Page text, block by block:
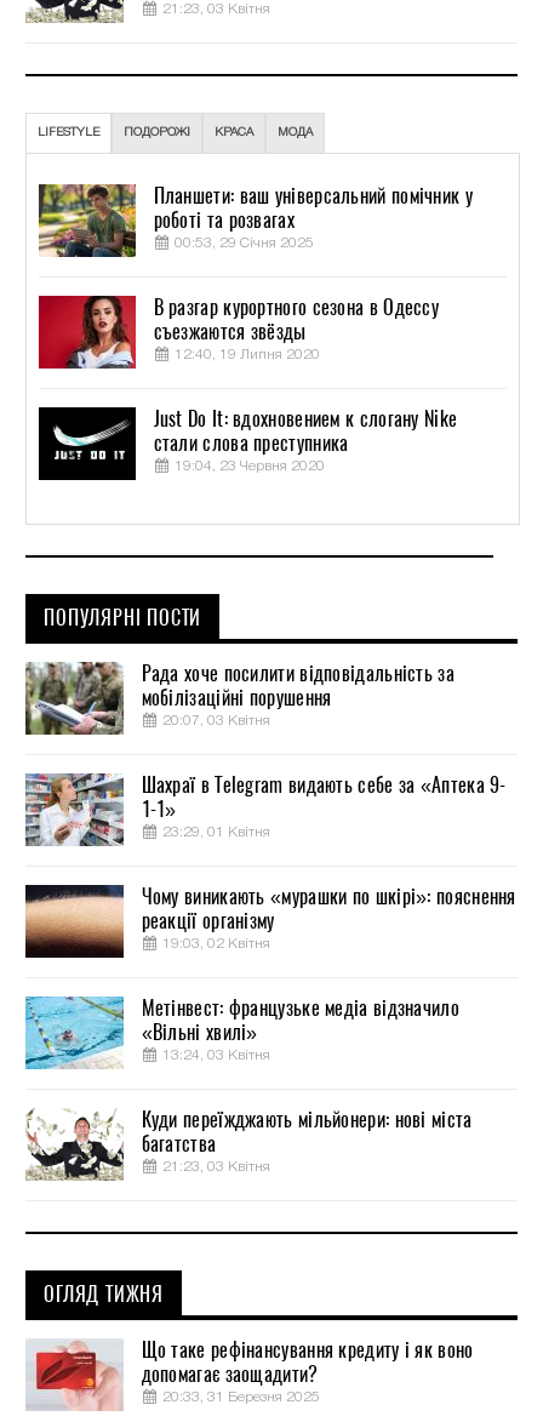
21:23, 03 Квітня
LIFESTYLE ПОДОРОЖІ КРАСА МОДА
Планшети: ваш універсальний помічник у
роботі та розвагах
00:53, 29 Січня 2025
В разгар курортного сезона в Одессу
съезжаются звёзды
12:40, 19 Липня 2020
Just Do It: вдохновением к слогану Nike
стали слова преступника
19:04, 23 Червня 2020
ПОПУЛЯРНІ ПОСТИ
Рада хоче посилити відповідальність за
мобілізаційні порушення
20:07, 03 Квітня
Шахраї в Telegram видають себе за «Аптека 9-
1-1»
23:29, 01 Квітня
Чому виникають «мурашки по шкірі»: пояснення
реакції організму
19:03, 02 Квітня
Метінвест: французьке медіа відзначило
«Вільні хвилі»
13:24, 03 Квітня
Куди переїжджають мільйонери: нові міста
багатства
21:23, 03 Квітня
ОГЛЯД ТИЖНЯ
Що таке рефінансування кредиту і як воно
допомагає заощадити?
20:33, 31 Березня 2025